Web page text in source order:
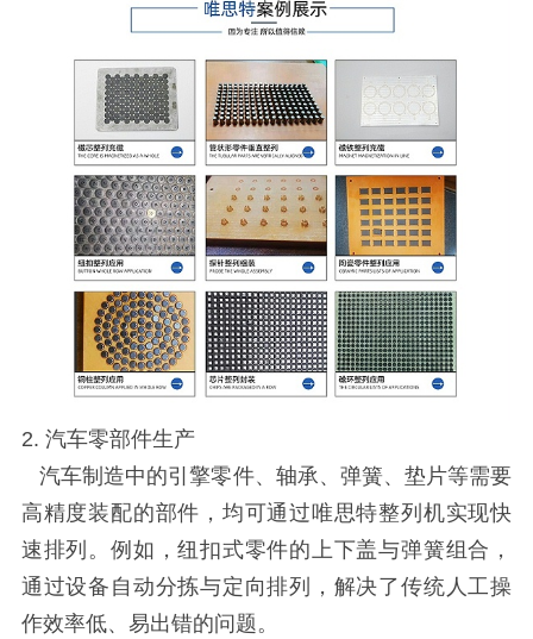
2. 汽车零部件生产
汽车制造中的引擎零件、轴承、弹簧、垫片等需要
高精度装配的部件，均可通过唯思特整列机实现快
速排列。例如，纽扣式零件的上下盖与弹簧组合，
通过设备自动分拣与定向排列，解决了传统人工操
作效率低、易出错的问题。